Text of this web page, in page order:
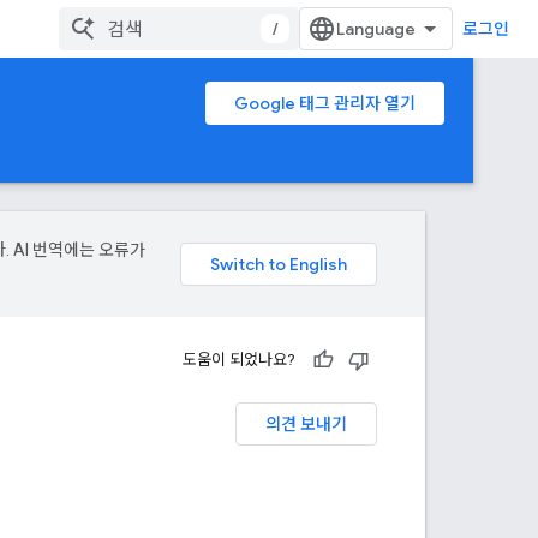
/ 로그인
Google 태그 관리자 열기
AI 번역에는 오류가
도움이 되었나요?
의견 보내기